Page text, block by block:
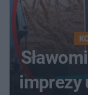
imprezy